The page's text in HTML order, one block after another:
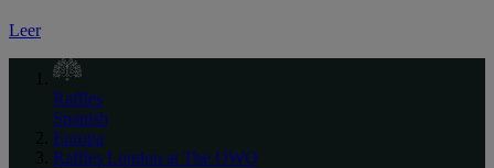
Leer
Raffles
Spanish
Europa
Raffles London at The OWO